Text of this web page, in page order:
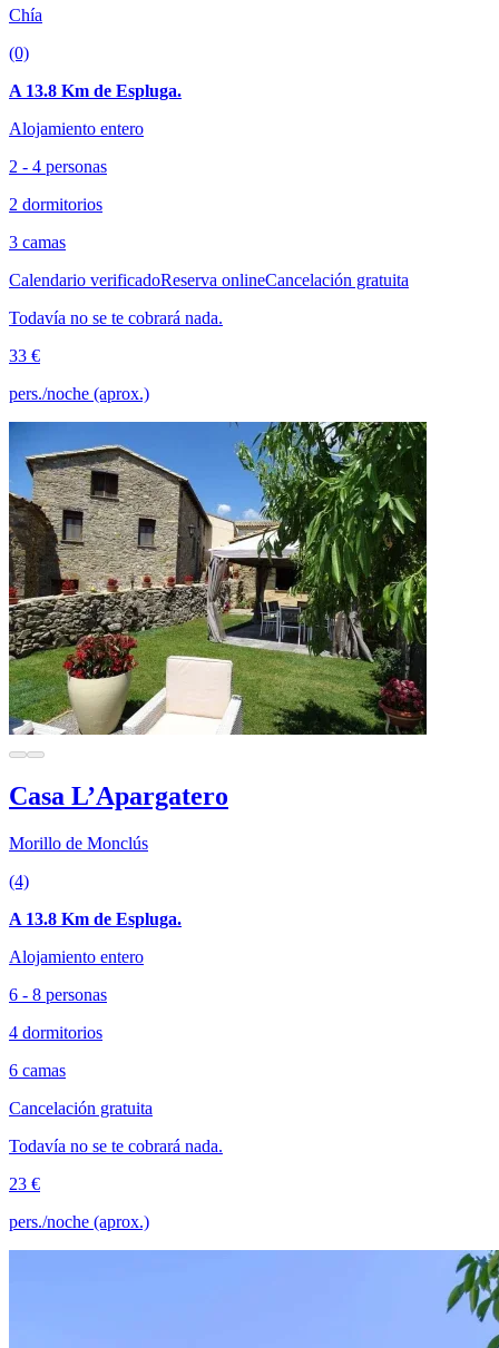
Chía
(0)
A 13.8 Km de Espluga.
Alojamiento entero
2 - 4 personas
2 dormitorios
3 camas
Calendario verificadoReserva onlineCancelación gratuita
Todavía no se te cobrará nada.
33 €
pers./noche (aprox.)
Casa L’Apargatero
Morillo de Monclús
(4)
A 13.8 Km de Espluga.
Alojamiento entero
6 - 8 personas
4 dormitorios
6 camas
Cancelación gratuita
Todavía no se te cobrará nada.
23 €
pers./noche (aprox.)